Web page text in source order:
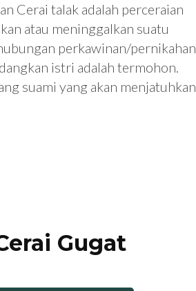
Cerai talak adalah perceraian
atau meninggalkan suatu
perkawinan/pernikahan
istri adalah termohon.
suami yang akan menjatuhkan
Gugat